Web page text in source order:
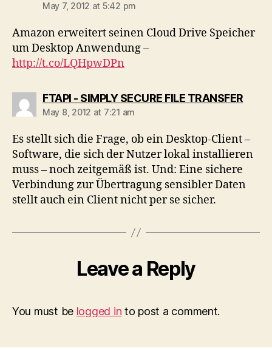
May 7, 2012 at 5:42 pm
Amazon erweitert seinen Cloud Drive Speicher
um Desktop Anwendung –
http://t.co/LQHpwDPn
FTAPI - SIMPLY SECURE FILE TRANSFERsays:
May 8, 2012 at 7:21 am
Es stellt sich die Frage, ob ein Desktop-Client –
Software, die sich der Nutzer lokal installieren
muss – noch zeitgemäß ist. Und: Eine sichere
Verbindung zur Übertragung sensibler Daten
stellt auch ein Client nicht per se sicher.
Leave a Reply
You must be logged in to post a comment.